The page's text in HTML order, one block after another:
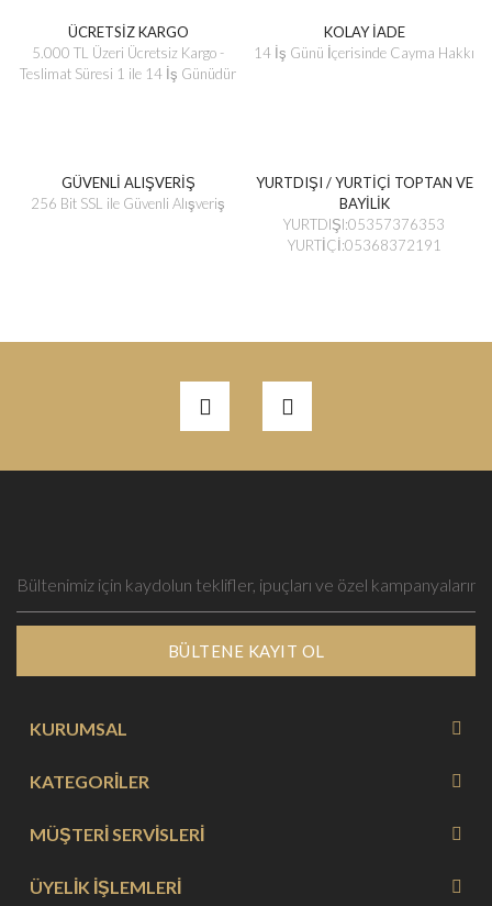
ÜCRETSİZ KARGO
5.000 TL Üzeri Ücretsiz Kargo -
Teslimat Süresi 1 ile 14 İş Günüdür
KOLAY İADE
14 İş Günü İçerisinde Cayma Hakkı
GÜVENLİ ALIŞVERİŞ
256 Bit SSL ile Güvenli Alışveriş
YURTDIŞI / YURTİÇİ TOPTAN VE
BAYİLİK
YURTDIŞI:05357376353
YURTİÇİ:05368372191
BÜLTENE KAYIT OL
KURUMSAL
KATEGORİLER
MÜŞTERİ SERVİSLERİ
ÜYELİK İŞLEMLERİ